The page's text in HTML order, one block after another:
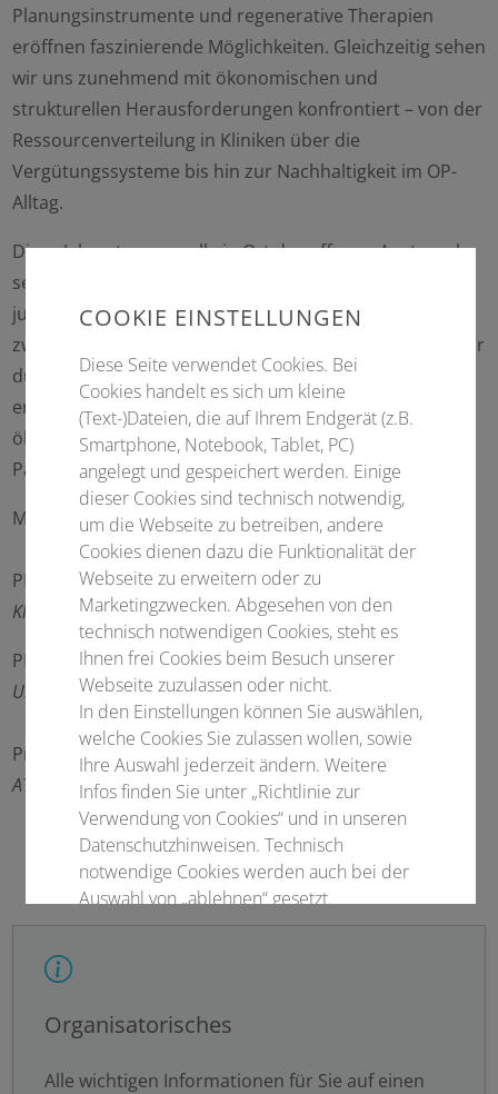
Planungsinstrumente und regenerative Therapien
eröffnen faszinierende Möglichkeiten. Gleichzeitig sehen
wir uns zunehmend mit ökonomischen und
strukturellen Herausforderungen konfrontiert – von der
Ressourcenverteilung in Kliniken über die
Vergütungssysteme bis hin zur Nachhaltigkeit im OP-
Alltag.
Diese Jahrestagung soll ein Ort des offenen Austauschs
sein – zwischen Wissenschaft und Praxis, zwischen
jungen und erfahrenen Kolleginnen und Kollegen,
zwischen Medizin, Industrie und Gesundheitspolitik. Nur
durch Dialog und Kooperation können wir Lösungen
entwickeln, die Innovation fördern, aber zugleich
ökonomisch tragfähig und im Sinne unserer
Patientinnen und Patienten sind.
Mit herzlichen Grüßen
PD Dr. med. Jörg Dickschas
Klinikum Bamberg
PD Dr. med. Theresa Diermeier
Unfallkrankenhaus Berlin
Prof. Dr. med. Christoph Becher
ATOS Klinik Heidelberg
Organisatorisches
Alle wichtigen Informationen für Sie auf einen
COOKIE EINSTELLUNGEN
Diese Seite verwendet Cookies. Bei
Cookies handelt es sich um kleine
(Text-)Dateien, die auf Ihrem Endgerät (z.B.
Smartphone, Notebook, Tablet, PC)
angelegt und gespeichert werden. Einige
dieser Cookies sind technisch notwendig,
um die Webseite zu betreiben, andere
Cookies dienen dazu die Funktionalität der
Webseite zu erweitern oder zu
Marketingzwecken. Abgesehen von den
technisch notwendigen Cookies, steht es
Ihnen frei Cookies beim Besuch unserer
Webseite zuzulassen oder nicht.
In den Einstellungen können Sie auswählen,
welche Cookies Sie zulassen wollen, sowie
Ihre Auswahl jederzeit ändern. Weitere
Infos finden Sie unter „Richtlinie zur
Verwendung von Cookies“ und in unseren
Datenschutzhinweisen. Technisch
notwendige Cookies werden auch bei der
Auswahl von „ablehnen“ gesetzt.